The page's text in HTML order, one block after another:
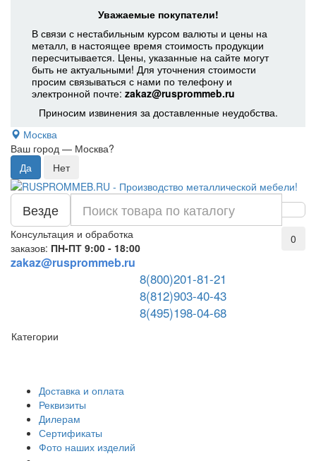
Уважаемые покупатели!
В связи с нестабильным курсом валюты и цены на
металл, в настоящее время стоимость продукции
пересчитывается. Цены, указанные на сайте могут
быть не актуальными! Для уточнения стоимости
просим связываться с нами по телефону и
электронной почте: zakaz@rusprommeb.ru
Приносим извинения за доставленные неудобства.
Москва
Ваш город — Москва?
Везде
Консультация и обработка
заказов: ПН-ПТ 9:00 - 18:00
zakaz@rusprommeb.ru
8(800)201-81-21
8(812)903-40-43
8(495)198-04-68
0
Категории
Доставка и оплата
Реквизиты
Дилерам
Сертификаты
Фото наших изделий